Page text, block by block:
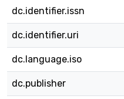
dc.identifier.issn
dc.identifier.uri
dc.language.iso
dc.publisher